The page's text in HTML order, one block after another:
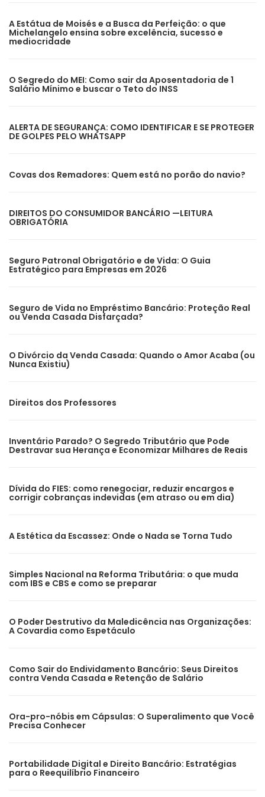
A Estátua de Moisés e a Busca da Perfeição: o que
Michelangelo ensina sobre excelência, sucesso e
mediocridade
O Segredo do MEI: Como sair da Aposentadoria de 1
Salário Mínimo e buscar o Teto do INSS
ALERTA DE SEGURANÇA: COMO IDENTIFICAR E SE PROTEGER
DE GOLPES PELO WHATSAPP
Covas dos Remadores: Quem está no porão do navio?
DIREITOS DO CONSUMIDOR BANCÁRIO —LEITURA
OBRIGATÓRIA
Seguro Patronal Obrigatório e de Vida: O Guia
Estratégico para Empresas em 2026
Seguro de Vida no Empréstimo Bancário: Proteção Real
ou Venda Casada Disfarçada?
O Divórcio da Venda Casada: Quando o Amor Acaba (ou
Nunca Existiu)
Direitos dos Professores
Inventário Parado? O Segredo Tributário que Pode
Destravar sua Herança e Economizar Milhares de Reais
Dívida do FIES: como renegociar, reduzir encargos e
corrigir cobranças indevidas (em atraso ou em dia)
A Estética da Escassez: Onde o Nada se Torna Tudo
Simples Nacional na Reforma Tributária: o que muda
com IBS e CBS e como se preparar
O Poder Destrutivo da Maledicência nas Organizações:
A Covardia como Espetáculo
Como Sair do Endividamento Bancário: Seus Direitos
contra Venda Casada e Retenção de Salário
Ora-pro-nóbis em Cápsulas: O Superalimento que Você
Precisa Conhecer
Portabilidade Digital e Direito Bancário: Estratégias
para o Reequilíbrio Financeiro